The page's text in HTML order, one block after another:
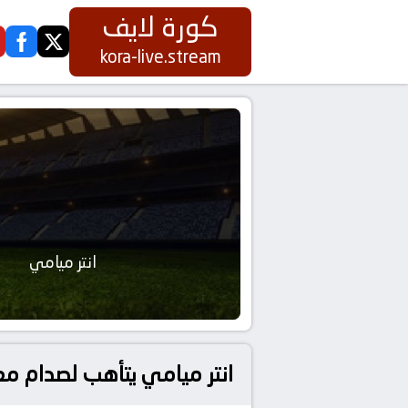
كورة لايف
kora-live.stream
twitter
انتر ميامي
انتر ميامي يتأهب لصدام